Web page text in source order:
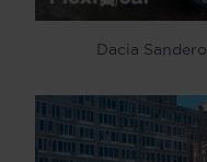
Dacia